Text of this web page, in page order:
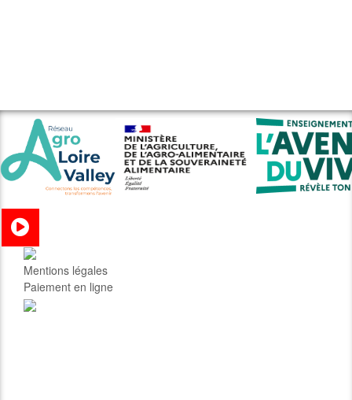
Mentions légales
Paiement en ligne